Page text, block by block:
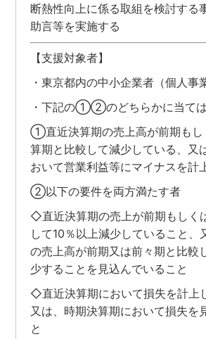
断熱性向上に係る取組を検討する
助言等を実施する
【支援対象者】
・東京都内の中小企業者（個人事
・下記の①②のどちらかに当て
①直近決算期の売上高が前期もし
算期と比較して減少している、又
おいて営業利益等にマイナスを計
②以下の要件を両方満たす者
◇直近決算期の売上が前期もしく
して10％以上減少していること、
の売上高が前期又は前々期と比較
少することを見込んでいること
◇直近決算期において損失を計上
又は、時期決算期において損失を
と